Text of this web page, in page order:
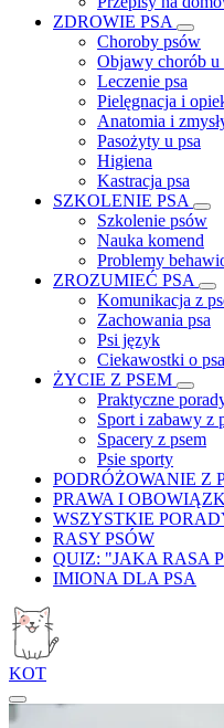
ZDROWIE PSA
Choroby psów
Objawy chorób u
Leczenie psa
Pielęgnacja i
Anatomia i
Pasożyty u psa
Higiena
Kastracja psa
SZKOLENIE PSA
Szkolenie psów
Nauka komend
Problemy
ZROZUMIEĆ PSA
Komunikacja z
Zachowania psa
Psi język
Ciekawostki o
ŻYCIE Z PSEM
Praktyczne
Sport i zabawy z
Spacery z psem
Psie sporty
PODRÓŻOWANIE Z
PRAWA I
WSZYSTKIE
RASY PSÓW
QUIZ: "JAKA RASA
IMIONA DLA PSA
KOT